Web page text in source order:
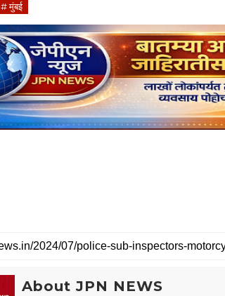
# मुंबई
About JPN NEWS